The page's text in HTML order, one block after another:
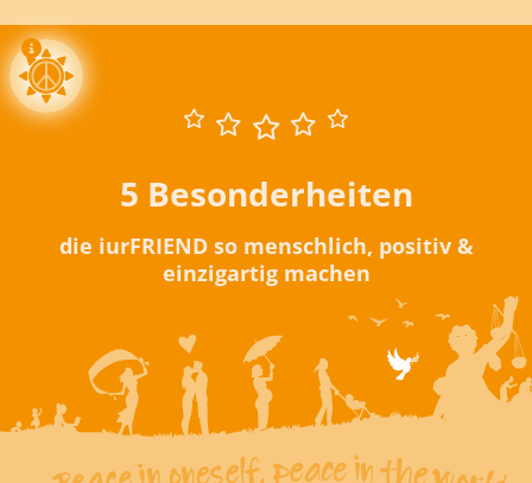
5 Besonderheiten
die iurFRIEND so menschlich, positiv &
einzigartig machen